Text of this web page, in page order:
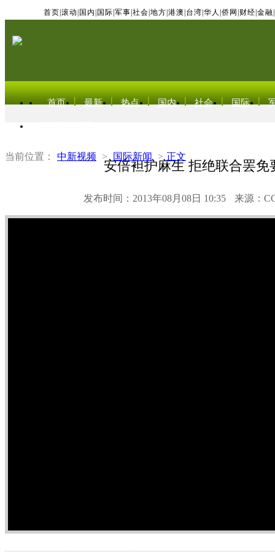
首页 滚动 国内 国际 军事 社会 地方 港澳 台湾 华人 侨网 财经 金融
首页 最新 热点 国内 社会 国际
当前位置： 中新视频 > 国际新闻 > 正文
安倍袒护麻生 拒绝联合罢免
发布时间：2013年08月08日 10:35 来源：